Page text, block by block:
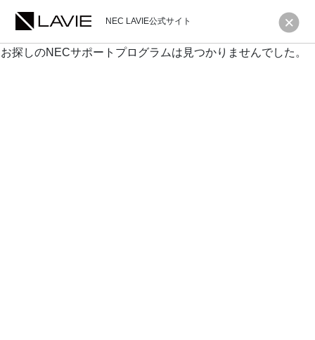
NEC LAVIE公式サイト
お探しのNECサポートプログラムは見つかりませんでした。